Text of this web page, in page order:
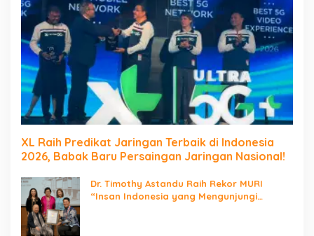
XL Raih Predikat Jaringan Terbaik di Indonesia
2026, Babak Baru Persaingan Jaringan Nasional!
Dr. Timothy Astandu Raih Rekor MURI
“Insan Indonesia yang Mengunjungi